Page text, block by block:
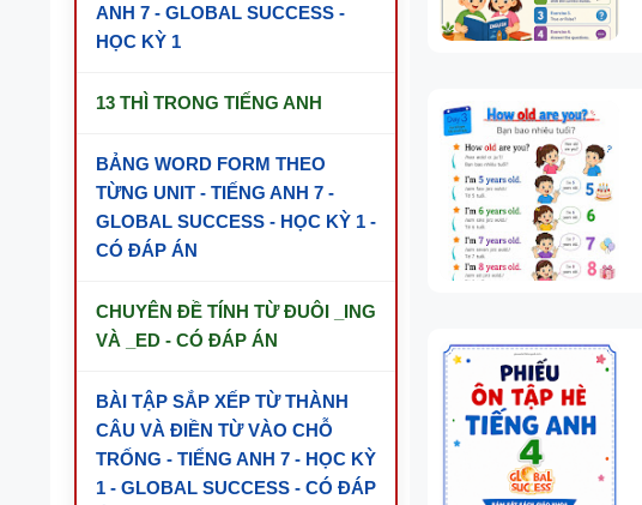
ANH 7 - GLOBAL SUCCESS -
HỌC KỲ 1
13 THÌ TRONG TIẾNG ANH
BẢNG WORD FORM THEO
TỪNG UNIT - TIẾNG ANH 7 -
GLOBAL SUCCESS - HỌC KỲ 1 -
CÓ ĐÁP ÁN
CHUYÊN ĐỀ TÍNH TỪ ĐUÔI _ING
VÀ _ED - CÓ ĐÁP ÁN
BÀI TẬP SẮP XẾP TỪ THÀNH
CÂU VÀ ĐIỀN TỪ VÀO CHỖ
TRỐNG - TIẾNG ANH 7 - HỌC KỲ
1 - GLOBAL SUCCESS - CÓ ĐÁP